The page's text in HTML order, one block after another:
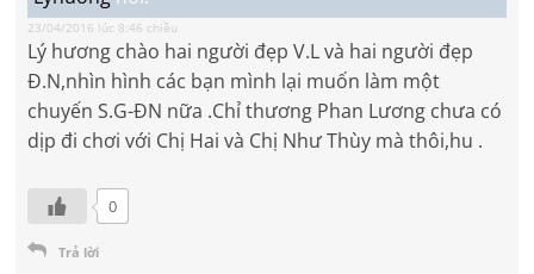
23/04/2016 lúc 8:46 chiều
Lý hương chào hai người đẹp V.L và hai người đẹp
Đ.N,nhìn hình các bạn mình lại muốn làm một
chuyến S.G-ĐN nữa .Chỉ thương Phan Lương chưa có
dịp đi chơi với Chị Hai và Chị Như Thùy mà thôi,hu .
0
Trả lời